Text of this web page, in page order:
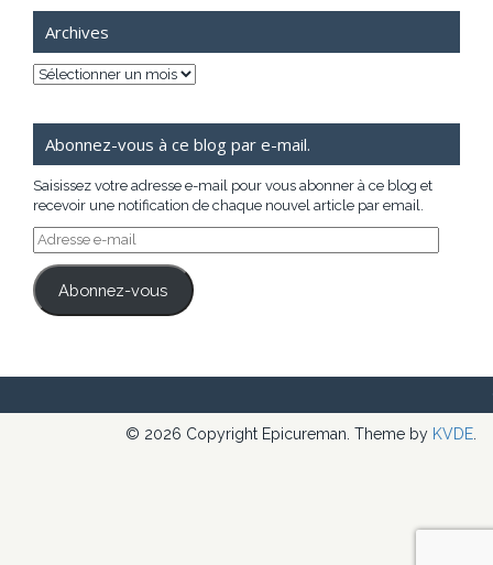
Archives
Archives
Abonnez-vous à ce blog par e-mail.
Saisissez votre adresse e-mail pour vous abonner à ce blog et
recevoir une notification de chaque nouvel article par email.
Adresse
e-
mail
Abonnez-vous
© 2026 Copyright Epicureman. Theme by KVDE.